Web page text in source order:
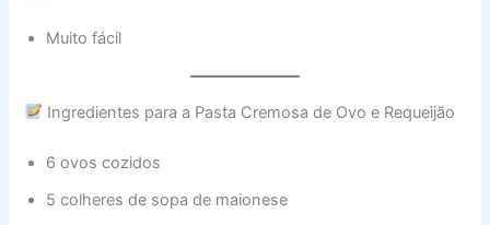
Muito fácil
Ingredientes para a Pasta Cremosa de Ovo e Requeijão
6 ovos cozidos
5 colheres de sopa de maionese